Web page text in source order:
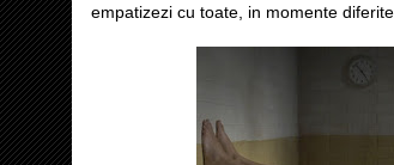
empatizezi cu toate, in momente